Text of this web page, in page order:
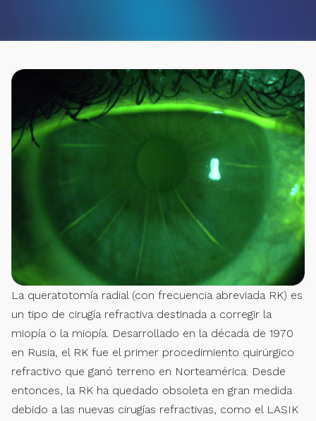
La queratotomía radial (con frecuencia abreviada RK) es
un tipo de cirugía refractiva destinada a corregir la
miopía o la miopía. Desarrollado en la década de 1970
en Rusia, el RK fue el primer procedimiento quirúrgico
refractivo que ganó terreno en Norteamérica. Desde
entonces, la RK ha quedado obsoleta en gran medida
debido a las nuevas cirugías refractivas, como el LASIK